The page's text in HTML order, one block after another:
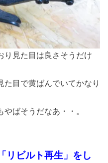
り見た目は良さそうだけ
目で黄ばんでいてかなり
ばそうだなあ・・。
リビルト再生」をし